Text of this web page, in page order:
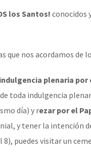
los Santos! conocidos
que nos acordamos de
plenaria por
toda indulgencia
día) y rezar por el
y tener la intención
8), puedes visitar un